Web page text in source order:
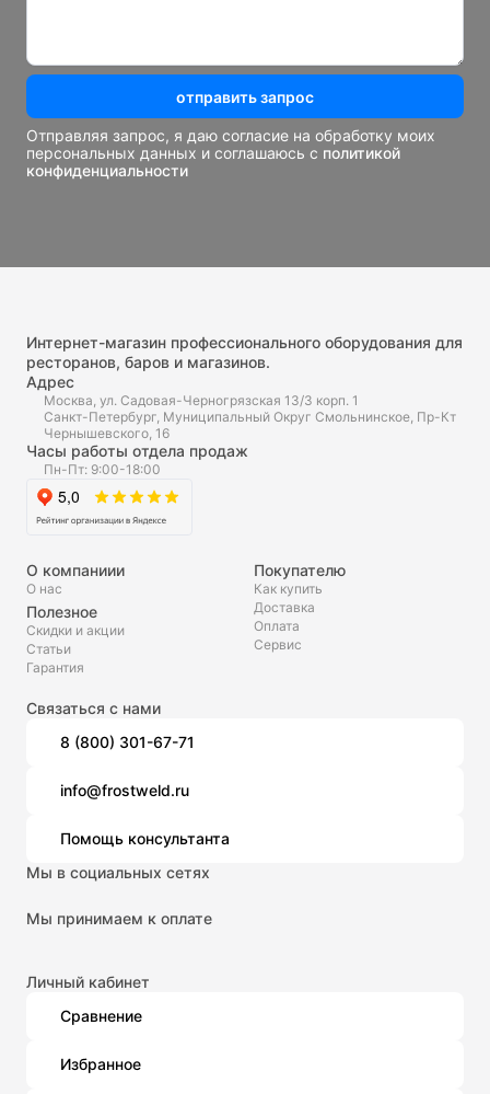
отправить запрос
Отправляя запрос, я даю согласие на обработку моих
персональных данных и соглашаюсь с политикой
конфиденциальности
Интернет-магазин профессионального оборудования для
ресторанов, баров и магазинов.
Адрес
Москва, ул. Садовая-Черногрязская 13/3 корп. 1
Санкт-Петербург, Муниципальный Округ Смольнинское, Пр-Кт
Чернышевского, 16
Часы работы отдела продаж
Пн-Пт: 9:00-18:00
О компаниии
О нас
Полезное
Скидки и акции
Статьи
Гарантия
Покупателю
Как купить
Доставка
Оплата
Сервис
Связаться с нами
8 (800) 301-67-71
info@frostweld.ru
Помощь консультанта
Мы в социальных сетях
Мы принимаем к оплате
Личный кабинет
Сравнение
Избранное